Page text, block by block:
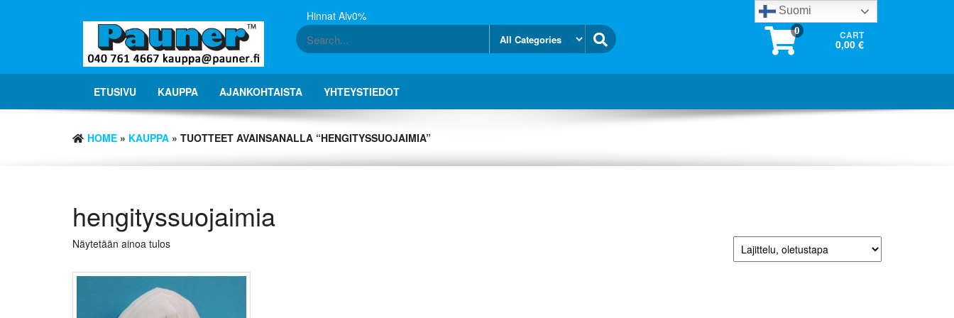
Hinnat Alv0%
0 CART
0,00 €
ETUSIVU KAUPPA AJANKOHTAISTA YHTEYSTIEDOT
HOME » KAUPPA » TUOTTEET AVAINSANALLA “HENGITYSSUOJAIMIA”
hengityssuojaimia
Näytetään ainoa tulos
Suomi